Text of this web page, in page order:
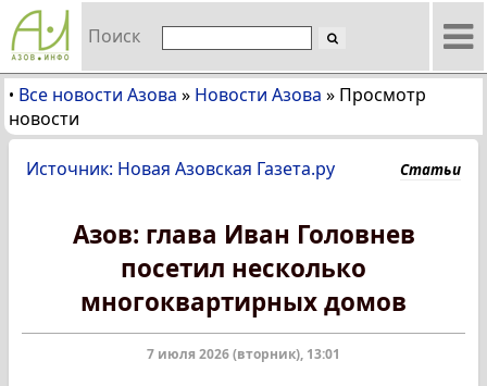
Поиск
• Все новости Азова » Новости Азова » Просмотр
новости
Источник: Новая Азовская Газета.ру Статьи
Азов: глава Иван Головнев
посетил несколько
многоквартирных домов
7 июля 2026 (вторник), 13:01